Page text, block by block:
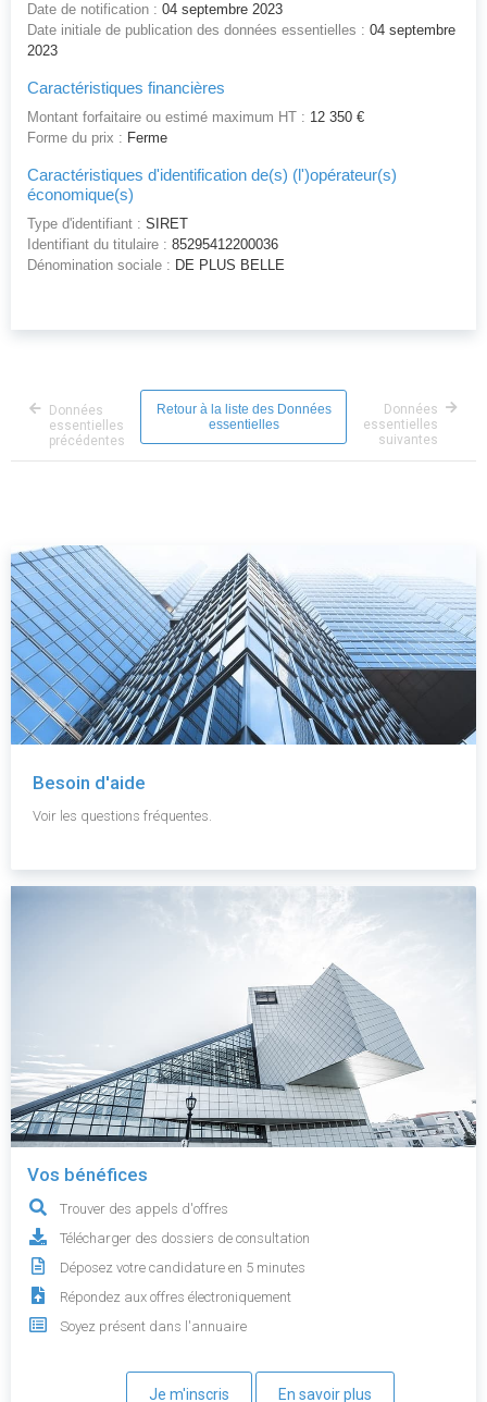
Date de notification : 04 septembre 2023
Date initiale de publication des données essentielles : 04 septembre
2023
Caractéristiques financières
Montant forfaitaire ou estimé maximum HT : 12 350 €
Forme du prix : Ferme
Caractéristiques d'identification de(s) (l')opérateur(s)
économique(s)
Type d'identifiant : SIRET
Identifiant du titulaire : 85295412200036
Dénomination sociale : DE PLUS BELLE
Données
essentielles
précédentes
Retour à la liste des Données
essentielles
Données
essentielles
suivantes
Besoin d'aide
Voir les questions fréquentes.
Vos bénéfices
Trouver des appels d'offres
Télécharger des dossiers de consultation
Déposez votre candidature en 5 minutes
Répondez aux offres électroniquement
Soyez présent dans l'annuaire
Je m'inscris En savoir plus